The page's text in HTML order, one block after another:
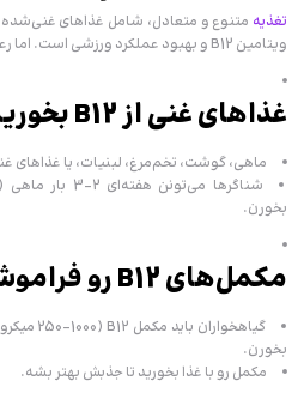
تغذیه متنوع و متعادل، شامل غذاهای
ویتامین B12 و بهبود عملکرد ورزشی است. اما رعایت نکات زیر هم خیلی مهمه:
غذاهای غنی از B12 بخورید
ماهی، گوشت، تخم‌مرغ، لبنیات، یا
شناگرها
بخورن.
مکمل‌های B12 رو فراموش نکنید
بخورن.
مکمل رو با غذا بخورید تا جذبش بهتر بشه.